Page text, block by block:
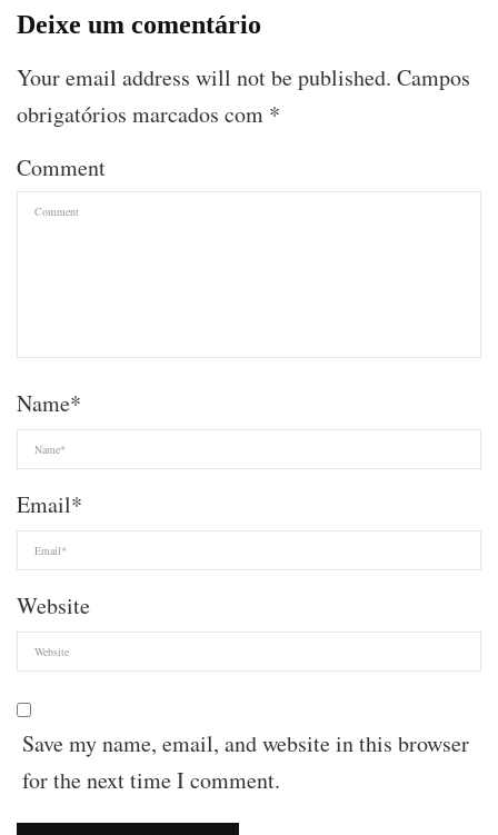
Deixe um comentário
Your email address will not be published. Campos
obrigatórios marcados com *
Comment
Name*
Email*
Website
Save my name, email, and website in this browser
for the next time I comment.